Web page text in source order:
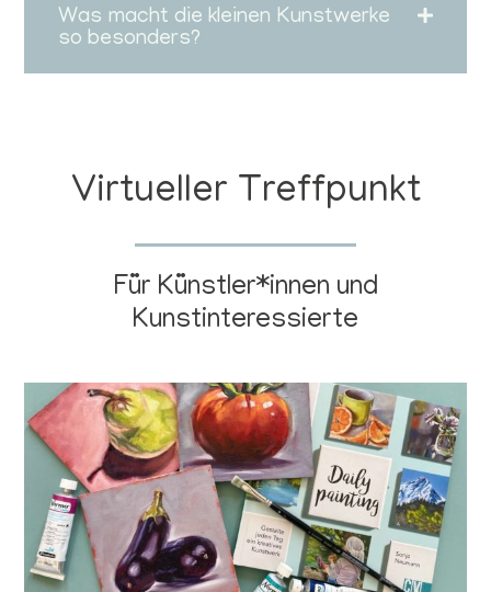
Was macht die kleinen Kunstwerke
so besonders?
Virtueller Treffpunkt
Für Künstler*innen und
Kunstinteressierte